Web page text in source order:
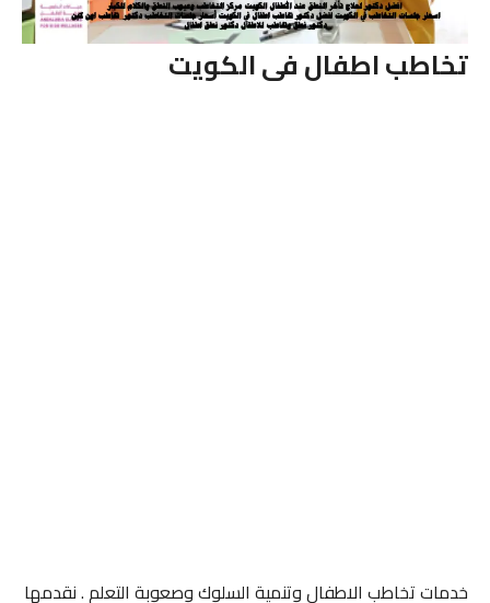
تخاطب اطفال فى الكويت
خدمات تخاطب الاطفال وتنمية السلوك وصعوبة التعلم . نقدمها